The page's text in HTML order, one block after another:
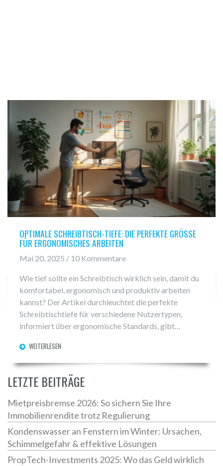
OPTIMALE SCHREIBTISCH-TIEFE: DIE PERFEKTE GRÖSSE F
ÜR ERGONOMISCHES ARBEITEN
Mai 20, 2025 / 10 Kommentare
Wie tief sollte ein Schreibtisch wirklich sein, damit du
komfortabel, ergonomisch und produktiv arbeiten
kannst? Der Artikel durchleuchtet die perfekte
Schreibtischtiefe für verschiedene Nutzertypen,
informiert über ergonomische Standards, gibt
Fehlern. Praktische Tabellen und Vergleiche helfen, die
optimale Lösung für Zuhause oder das Büro zu finden.
Leser erfahren alles, was sie rund ums Thema
Schreibtisch-Tiefe wissen müssen.
WEITERLESEN
LETZTE BEITRÄGE
Mietpreisbremse 2026: So sichern Sie Ihre
Immobilienrendite trotz Regulierung
Kondenswasser an Fenstern im Winter: Ursachen,
Schimmelgefahr & effektive Lösungen
PropTech-Investments 2025: Wo das Geld wirklich